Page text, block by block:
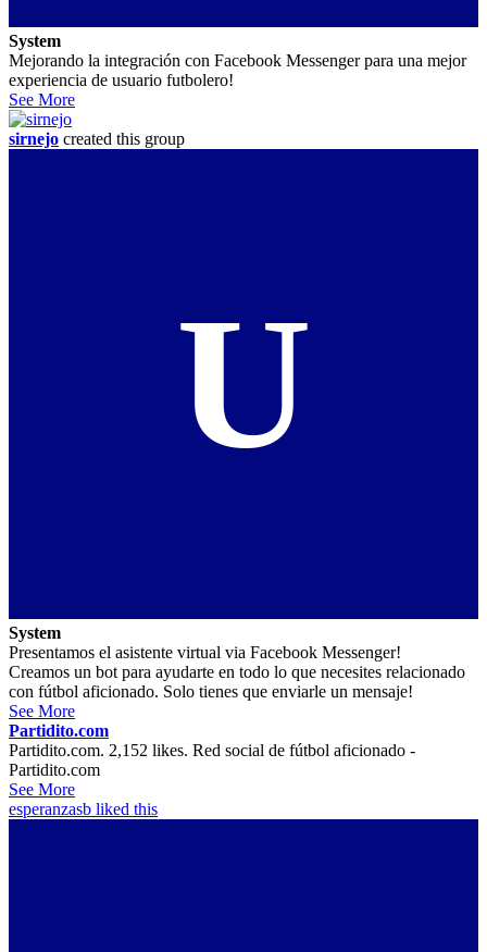
System
Mejorando la integración con Facebook Messenger para una mejor
experiencia de usuario futbolero!
See More
sirnejo created this group
U
System
Presentamos el asistente virtual via Facebook Messenger!
Creamos un bot para ayudarte en todo lo que necesites relacionado
con fútbol aficionado. Solo tienes que enviarle un mensaje!
See More
Partidito.com
Partidito.com. 2,152 likes. Red social de fútbol aficionado -
Partidito.com
See More
esperanzasb liked this